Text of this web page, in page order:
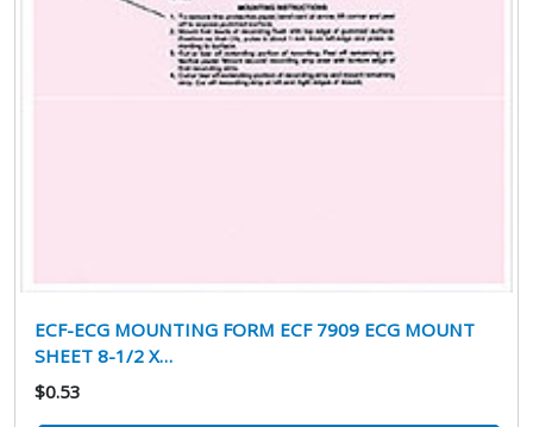
ECF-ECG MOUNTING FORM ECF 7909 ECG MOUNT
SHEET 8-1/2 X…
$0.53